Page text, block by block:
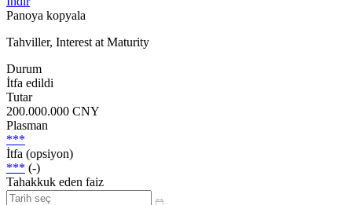
Panoya kopyala
Tahviller, Interest at Maturity
Durum
İtfa edildi
Tutar
200.000.000 CNY
Plasman
***
İtfa (opsiyon)
*** (-)
Tahakkuk eden faiz